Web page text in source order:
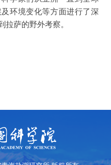
环境变化等方面进行了深
拉萨的野外考察。